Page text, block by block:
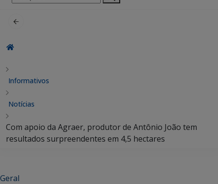
por:
Informativos
Notícias
Com apoio da Agraer, produtor de Antônio João tem
resultados surpreendentes em 4,5 hectares
Geral